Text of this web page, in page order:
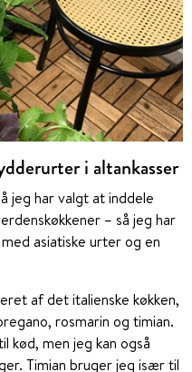
i altankasser
jeg har valgt at inddele
– så jeg har
asiatiske urter og en
af det italienske køkken,
rosmarin og timian.
kød, men jeg kan også
Timian bruger jeg især til